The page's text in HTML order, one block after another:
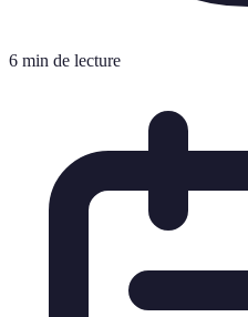
6 min de lecture